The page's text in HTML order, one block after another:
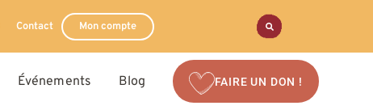
Contact Mon compte
Événements Blog FAIRE UN DON !